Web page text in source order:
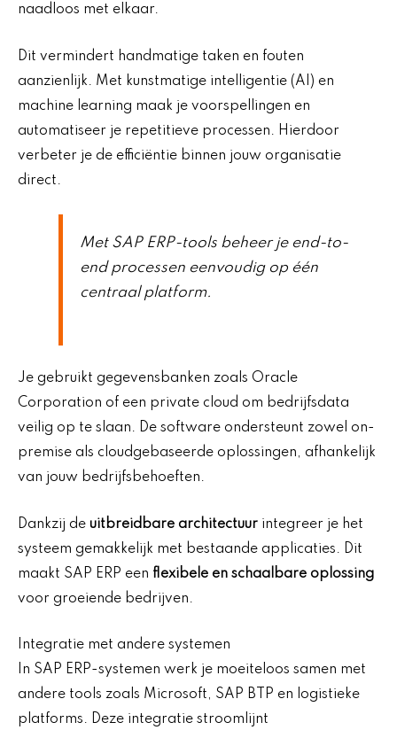
naadloos met elkaar.
Dit vermindert handmatige taken en fouten
aanzienlijk. Met kunstmatige intelligentie (AI) en
machine learning maak je voorspellingen en
automatiseer je repetitieve processen. Hierdoor
verbeter je de efficiëntie binnen jouw organisatie
direct.
Met SAP ERP-tools beheer je end-to-
end processen eenvoudig op één
centraal platform.
Je gebruikt gegevensbanken zoals Oracle
Corporation of een private cloud om bedrijfsdata
veilig op te slaan. De software ondersteunt zowel on-
premise als cloudgebaseerde oplossingen, afhankelijk
van jouw bedrijfsbehoeften.
Dankzij de uitbreidbare architectuur integreer je het
systeem gemakkelijk met bestaande applicaties. Dit
maakt SAP ERP een flexibele en schaalbare oplossing
voor groeiende bedrijven.
Integratie met andere systemen
In SAP ERP-systemen werk je moeiteloos samen met
andere tools zoals Microsoft, SAP BTP en logistieke
platforms. Deze integratie stroomlijnt